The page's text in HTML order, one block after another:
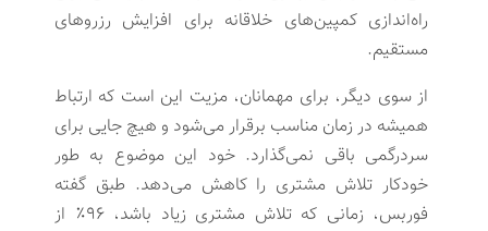
راه‌اندازی کمپین‌های خلاقانه برای افزایش رزروهای
مستقیم.
از سوی دیگر، برای مهمانان، مزیت این است که ارتباط
همیشه در زمان مناسب برقرار می‌شود و هیچ جایی برای
سردرگمی باقی نمی‌گذارد. خود این موضوع به طور
خودکار تلاش مشتری را کاهش می‌دهد. طبق گفته
فوربس، زمانی که تلاش مشتری زیاد باشد، ۹۶٪ از